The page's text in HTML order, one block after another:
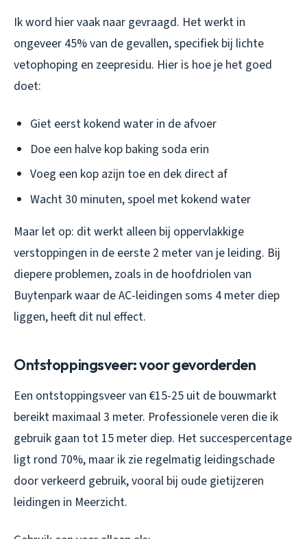
Ik word hier vaak naar gevraagd. Het werkt in
ongeveer 45% van de gevallen, specifiek bij lichte
vetophoping en zeepresidu. Hier is hoe je het goed
doet:
Giet eerst kokend water in de afvoer
Doe een halve kop baking soda erin
Voeg een kop azijn toe en dek direct af
Wacht 30 minuten, spoel met kokend water
Maar let op: dit werkt alleen bij oppervlakkige
verstoppingen in de eerste 2 meter van je leiding. Bij
diepere problemen, zoals in de hoofdriolen van
Buytenpark waar de AC-leidingen soms 4 meter diep
liggen, heeft dit nul effect.
Ontstoppingsveer: voor gevorderden
Een ontstoppingsveer van €15-25 uit de bouwmarkt
bereikt maximaal 3 meter. Professionele veren die ik
gebruik gaan tot 15 meter diep. Het succespercentage
ligt rond 70%, maar ik zie regelmatig leidingschade
door verkeerd gebruik, vooral bij oude gietijzeren
leidingen in Meerzicht.